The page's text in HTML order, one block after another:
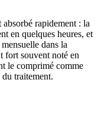
rapidement : la
en quelques heures, et
dans la
fort souvent noté en
le comprimé comme
traitement.